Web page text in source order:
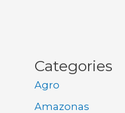
Categories
Agro
Amazonas